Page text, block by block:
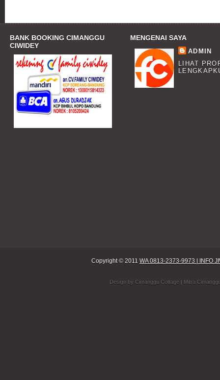
BANK BOOKING CIMANGGU
CIWIDEY
MENGENAI SAYA
ADMIN
LIHAT
Copyright © 2011 WA 0813-2373-9973 | INFO
Design by Cimanggu Cottage| Mitra